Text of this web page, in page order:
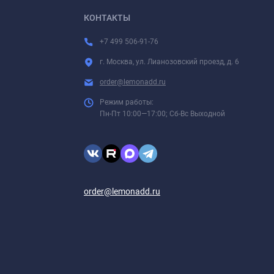
КОНТАКТЫ
+7 499 506-91-76
г. Москва, ул. Лианозовский проезд, д. 6
order@lemonadd.ru
Режим работы:
Пн-Пт 10:00—17:00; Сб-Вс Выходной
order@lemonadd.ru